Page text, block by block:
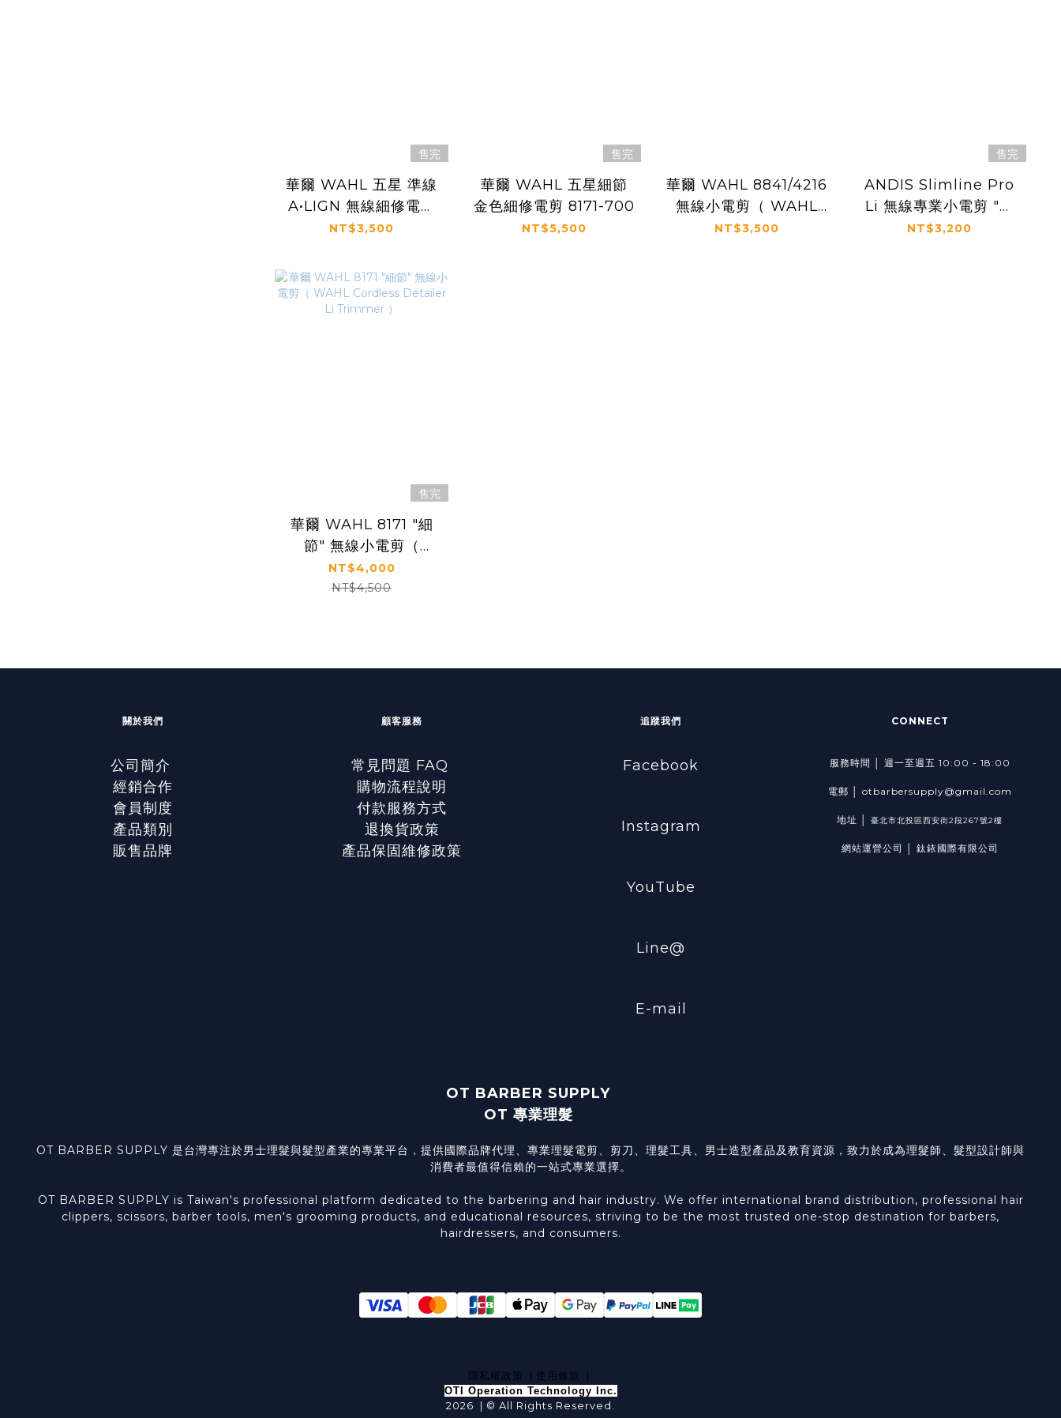
售完
華爾 WAHL 五星 準線
A•LIGN 無線細修電剪
08172
NT$3,500
售完
華爾 WAHL 五星細節
金色細修電剪 8171-700
NT$5,500
華爾 WAHL 8841/4216
無線小電剪（ WAHL
PRO LITHIUM
NT$3,500
售完
ANDIS Slimline Pro
Li 無線專業小電剪 "金
屬銀" 32835 (
NT$3,200
售完
華爾 WAHL 8171 "細
節" 無線小電剪（
WAHL Cordless
Detailer Li Trimmer
NT$4,000
NT$4,500
關於我們
公司簡介
經銷合作
會員制度
產品類別
販售品牌
顧客服務
常見問題 FAQ
購物流程說明
付款服務方式
退換貨政策
產品保固維修政策
追蹤我們
Facebook
Instagram
YouTube
Line@
E-mail
CONNECT
服務時間 │ 週一至週五 10:00 - 18:00
電郵 │ otbarbersupply@gmail.com
地址 │ 臺北市北投區西安街2段267號2樓
網站運營公司 │ 鈦銥國際有限公司
OT BARBER SUPPLY
OT 專業理髮
OT BARBER SUPPLY 是台灣專注於男士理髮與髮型產業的專業平台，提供國際品牌代理、專業理髮電剪、剪刀、理髮工具、男士造型產品及教育資源，致力於成為理髮師、髮型設計師與
消費者最值得信賴的一站式專業選擇。
OT BARBER SUPPLY is Taiwan's professional platform dedicated to the barbering and hair industry. We offer international brand distribution, professional hair
clippers, scissors, barber tools, men's grooming products, and educational resources, striving to be the most trusted one-stop destination for barbers,
hairdressers, and consumers.
隱私權政策 | 使用條款 |
OTI Operation Technology Inc.
2026 | © All Rights Reserved.